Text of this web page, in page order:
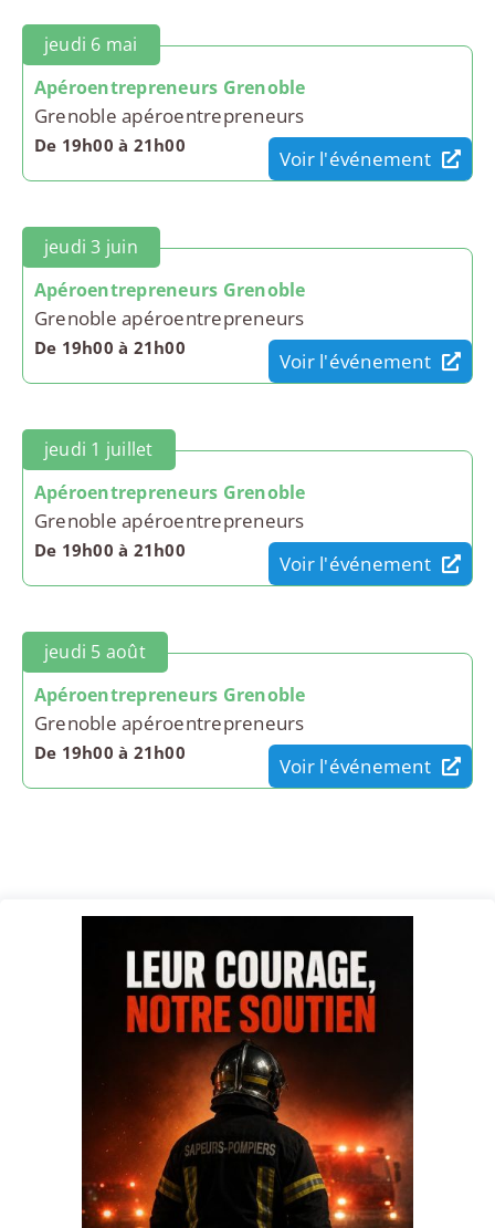
jeudi 6 mai
Apéroentrepreneurs Grenoble
Grenoble apéroentrepreneurs
De 19h00 à 21h00
Voir l'événement
jeudi 3 juin
Apéroentrepreneurs Grenoble
Grenoble apéroentrepreneurs
De 19h00 à 21h00
Voir l'événement
jeudi 1 juillet
Apéroentrepreneurs Grenoble
Grenoble apéroentrepreneurs
De 19h00 à 21h00
Voir l'événement
jeudi 5 août
Apéroentrepreneurs Grenoble
Grenoble apéroentrepreneurs
De 19h00 à 21h00
Voir l'événement